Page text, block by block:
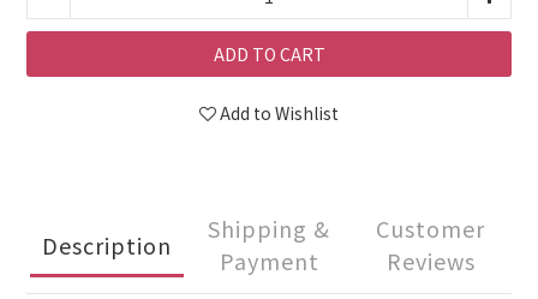
ADD TO CART
Add to Wishlist
Description
Shipping &
Payment
Customer
Reviews